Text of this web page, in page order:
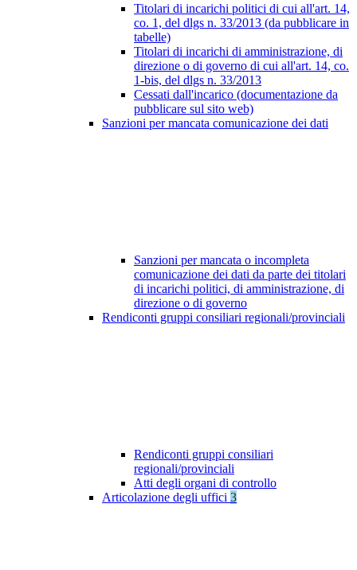
Titolari di incarichi politici di cui all'art. 14,
co. 1, del dlgs n. 33/2013 (da pubblicare in
tabelle)
Titolari di incarichi di amministrazione, di
direzione o di governo di cui all'art. 14, co.
1-bis, del dlgs n. 33/2013
Cessati dall'incarico (documentazione da
pubblicare sul sito web)
Sanzioni per mancata comunicazione dei dati
Sanzioni per mancata o incompleta
comunicazione dei dati da parte dei titolari
di incarichi politici, di amministrazione, di
direzione o di governo
Rendiconti gruppi consiliari regionali/provinciali
Rendiconti gruppi consiliari
regionali/provinciali
Atti degli organi di controllo
Articolazione degli uffici 3